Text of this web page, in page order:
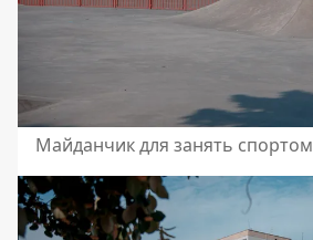
Майданчик для занять спортом